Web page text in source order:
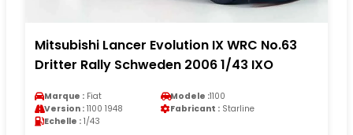
Mitsubishi Lancer Evolution IX WRC No.63
Dritter Rally Schweden 2006 1/43 IXO
Marque : Fiat Modele :1100
Version : 1100 1948 Fabricant : Starline
Echelle : 1/43